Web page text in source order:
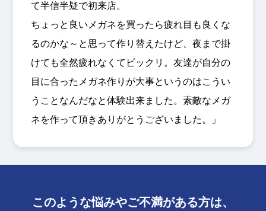
て半信半疑で初来店。
ちょっと良いメガネを買ったら疲れ目も良くな
るのかな～と思って作り替えたけど、夜まで掛
けても全然疲れなくてビックリ。友達が自分の
目に合ったメガネ作りが大事というのはこうい
うことなんだなと体験出来ました。素敵なメガ
ネを作って頂きありがとうございました。」
このような悩みやご不満がある方は、